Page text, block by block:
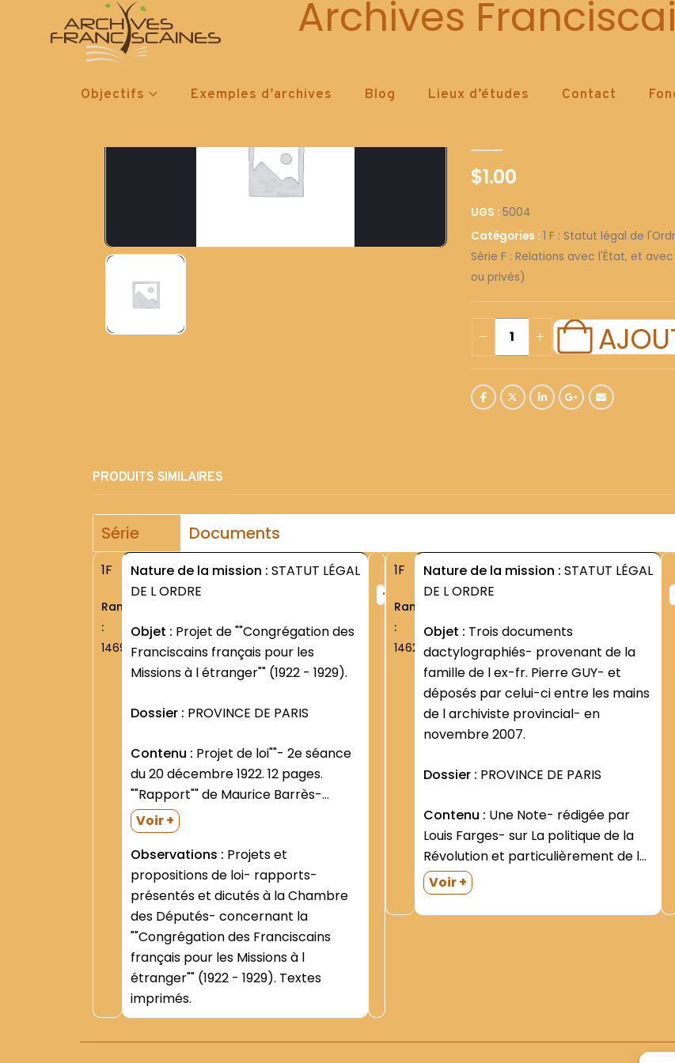
Archives
Objectifs Exemples d’archives Blog Lieux d’études Contact
5004
$1.00
UGS : 5004
Catégories : 1 F : Statut légal de
Série F : Relations avec l'État, et
ou privés)
PRODUITS SIMILAIRES
Série Documents
1F
Rang
:
1469
Nature de la mission : STATUT LÉGAL
DE L ORDRE
Objet : Projet de ""Congrégation des
Franciscains français pour les
Missions à l étranger"" (1922 - 1929).
Dossier : PROVINCE DE PARIS
Contenu :
du 20 décembre 1922. 12 pages.
""Rapport"" de Maurice Barrès-
député de Paris- prévu pour la
séance du 4 février 1924. 32 pages.
Lecture différée- en raison de la
mort de l auteur. Même
""Rapport""-...
Voir +
Observations : Projets et
propositions de loi- rapports-
présentés et dicutés à la Chambre
des Députés- concernant la
""Congrégation des Franciscains
français pour les Missions à l
étranger"" (1922 - 1929). Textes
imprimés.
+
1F
Rang
:
1462
Nature de la mission : STATUT LÉGAL
DE L ORDRE
Objet : Trois documents
dactylographiés- provenant de la
famille de l ex-fr. Pierre GUY- et
déposés par celui-ci entre les mains
de l archiviste provincial- en
novembre 2007.
Dossier : PROVINCE DE PARIS
Contenu :
Louis Farges- sur La politique de la
Révolution et particulièrement de la
Convention à l égard des missions
catholiques du Levant- datée de
décembre 1902. Missionnaires du
Voir +